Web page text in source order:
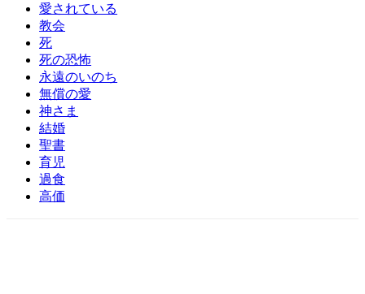
愛されている
教会
死
死の恐怖
永遠のいのち
無償の愛
神さま
結婚
聖書
育児
過食
高価